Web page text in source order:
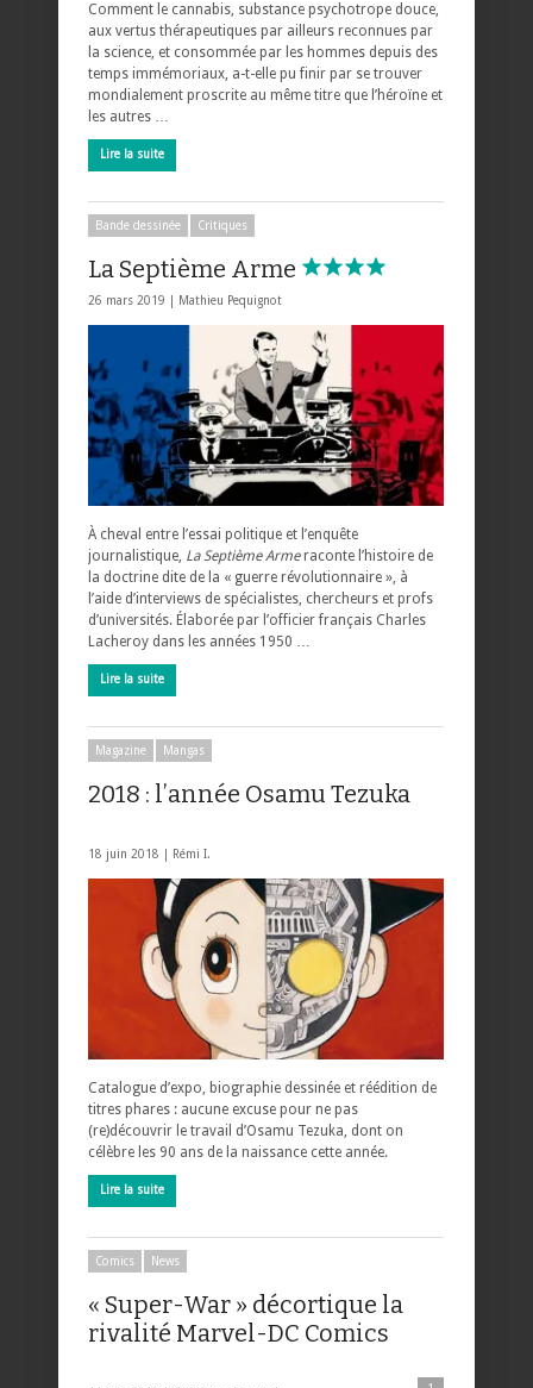
Comment le cannabis, substance psychotrope douce,
aux vertus thérapeutiques par ailleurs reconnues par
la science, et consommée par les hommes depuis des
temps immémoriaux, a-t-elle pu finir par se trouver
mondialement proscrite au même titre que l’héroïne et
les autres …
Lire la suite
Bande dessinée Critiques
La Septième Arme
26 mars 2019 | Mathieu Pequignot
À cheval entre l’essai politique et l’enquête
journalistique, La Septième Armeraconte l’histoire de
la doctrine dite de la « guerre révolutionnaire », à
l’aide d’interviews de spécialistes, chercheurs et profs
d’universités. Élaborée par l’officier français Charles
Lacheroy dans les années 1950 …
Lire la suite
Magazine Mangas
2018 : l’année Osamu Tezuka
18 juin 2018 | Rémi I.
Catalogue d’expo, biographie dessinée et réédition de
titres phares : aucune excuse pour ne pas
(re)découvrir le travail d’Osamu Tezuka, dont on
célèbre les 90 ans de la naissance cette année.
Lire la suite
Comics News
« Super-War » décortique la
rivalité Marvel-DC Comics